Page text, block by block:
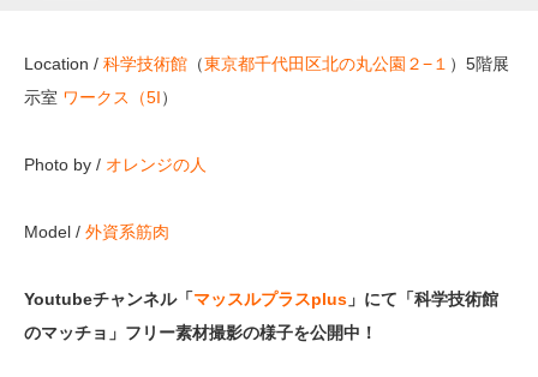
Location / 科学技術館 （東京都千代田区北の丸公園２−１ ）5階展
示室 ワークス（5I）
Photo by / オレンジの人
Model / 外資系筋肉
Youtubeチャンネル「マッスルプラスplus 」にて「科学技術館
のマッチョ」フリー素材撮影の様子を公開中！